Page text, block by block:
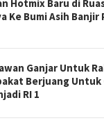
Hotmix Baru di
Ke Bumi Asih
Ganjar Untuk
Berjuang Untuk
RI 1